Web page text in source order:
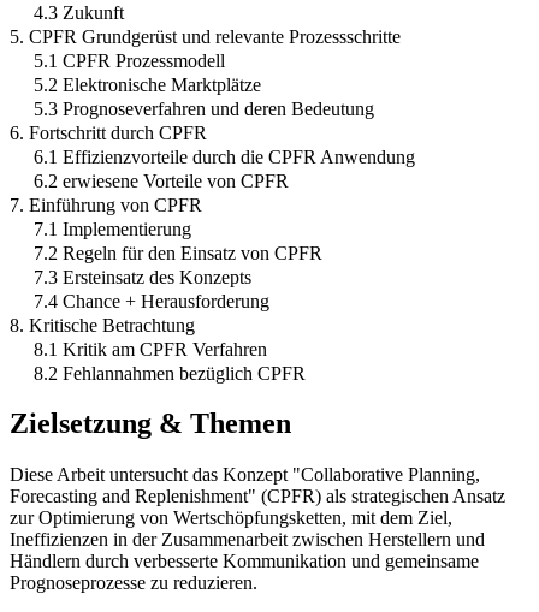
4.3 Zukunft
5. CPFR Grundgerüst und relevante Prozessschritte
5.1 CPFR Prozessmodell
5.2 Elektronische Marktplätze
5.3 Prognoseverfahren und deren Bedeutung
6. Fortschritt durch CPFR
6.1 Effizienzvorteile durch die CPFR Anwendung
6.2 erwiesene Vorteile von CPFR
7. Einführung von CPFR
7.1 Implementierung
7.2 Regeln für den Einsatz von CPFR
7.3 Ersteinsatz des Konzepts
7.4 Chance + Herausforderung
8. Kritische Betrachtung
8.1 Kritik am CPFR Verfahren
8.2 Fehlannahmen bezüglich CPFR
Zielsetzung & Themen
Diese Arbeit untersucht das Konzept "Collaborative Planning,
Forecasting and Replenishment" (CPFR) als strategischen Ansatz
zur Optimierung von Wertschöpfungsketten, mit dem Ziel,
Ineffizienzen in der Zusammenarbeit zwischen Herstellern und
Händlern durch verbesserte Kommunikation und gemeinsame
Prognoseprozesse zu reduzieren.